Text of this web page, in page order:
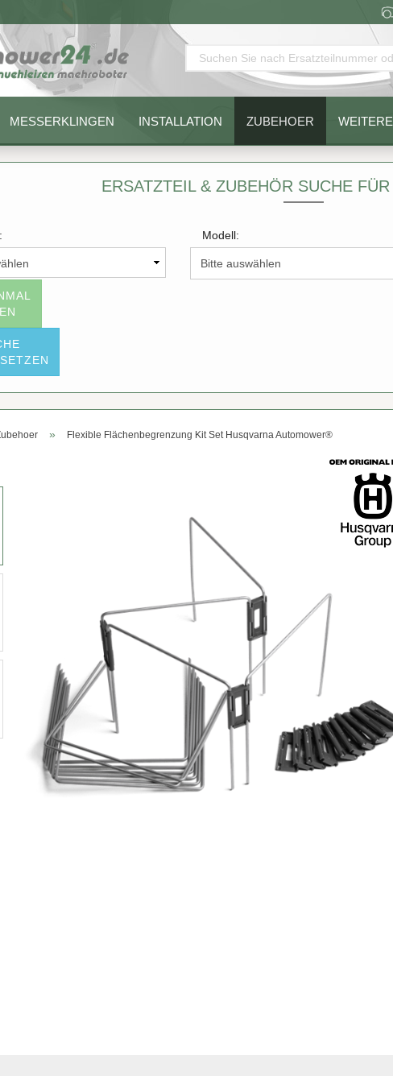
MESSERKLINGEN INSTALLATION ZUBEHOER WEITERE
ERSATZTEIL & ZUBEHÖR SUCHE
Modell:
» Flexible Flächenbegrenzung Kit Set Husqvarna Automower®